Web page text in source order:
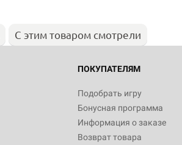
С этим товаром смотрели
ПОКУПАТЕЛЯМ
Подобрать игру
Бонусная программа
Информация о заказе
Возврат товара